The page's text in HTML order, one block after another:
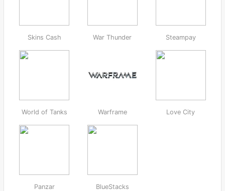
Skins Cash War Thunder Steampay
World of Tanks Warframe Love City
Panzar BlueStacks